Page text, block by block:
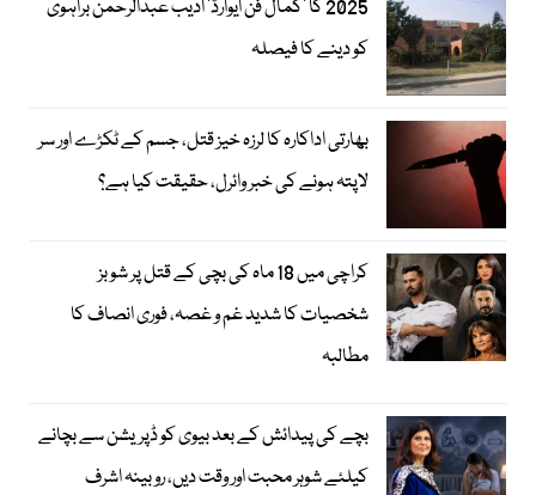
2025 کا ’کمال فن ایوارڈ‘ ادیب عبدالرحمٰن براہوی
کو دینے کا فیصلہ
بھارتی اداکارہ کا لرزہ خیز قتل، جسم کے ٹکڑے اور سر
لاپتہ ہونے کی خبر وائرل، حقیقت کیا ہے؟
کراچی میں 18 ماہ کی بچی کے قتل پر شوبز
شخصیات کا شدید غم و غصہ، فوری انصاف کا
مطالبہ
بچے کی پیدائش کے بعد بیوی کو ڈپریشن سے بچانے
کیلئے شوہر محبت اور وقت دیں، روبینہ اشرف